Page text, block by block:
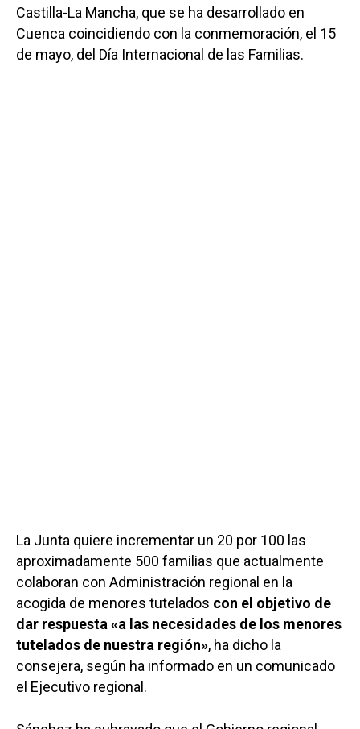
Castilla-La Mancha, que se ha desarrollado en
Cuenca coincidiendo con la conmemoración, el 15
de mayo, del Día Internacional de las Familias.
La Junta quiere incrementar un 20 por 100 las
aproximadamente 500 familias que actualmente
colaboran con Administración regional en la
acogida de menores tutelados con el objetivo de
dar respuesta «a las necesidades de los menores
tutelados de nuestra región», ha dicho la
consejera, según ha informado en un comunicado
el Ejecutivo regional.